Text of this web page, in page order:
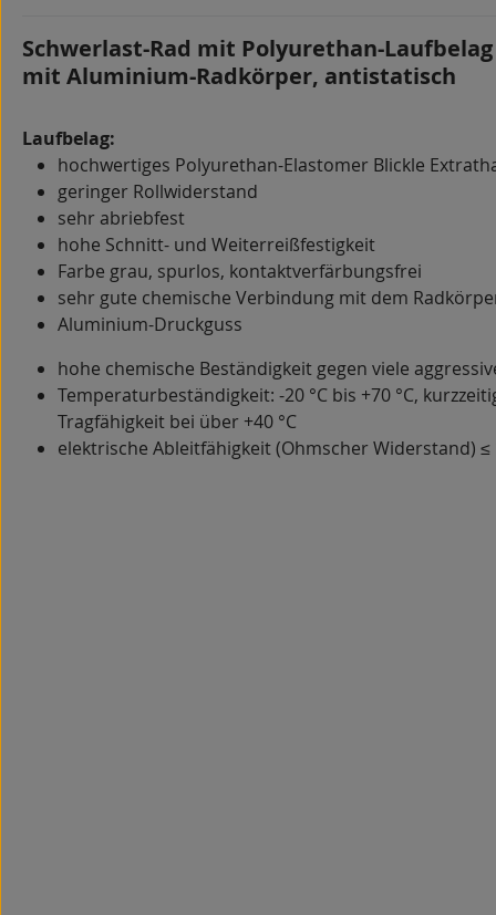
Schwerlast-Rad mit Polyurethan-
mit Aluminium-Radkörper, antistatisch
Laufbelag:
hochwertiges Polyurethan-Elastomer Blickle
geringer Rollwiderstand
sehr abriebfest
hohe Schnitt- und Weiterreißfestigkeit
Farbe grau, spurlos, kontaktverfärbungsfrei
sehr gute chemische Verbindung mit dem
Aluminium-Druckguss
hohe chemische Beständigkeit gegen viele
Temperaturbeständigkeit: -20 °C bis +70 °C,
Tragfähigkeit bei über +40 °C
elektrische Ableitfähigkeit (Ohmscher Widerstand) ≤